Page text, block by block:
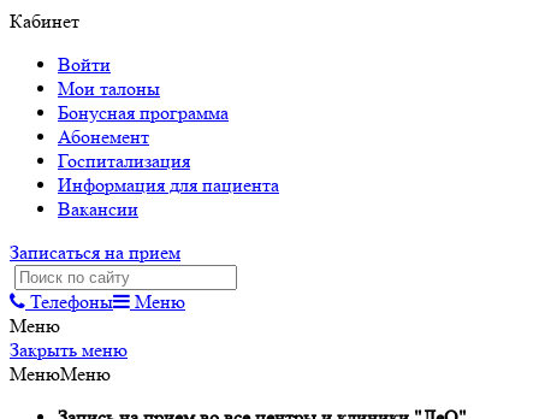
Кабинет
Войти
Мои талоны
Бонусная программа
Абонемент
Госпитализация
Информация для пациента
Вакансии
Записаться на прием
Телефоны
Меню
Меню
Закрыть меню
МенюМеню